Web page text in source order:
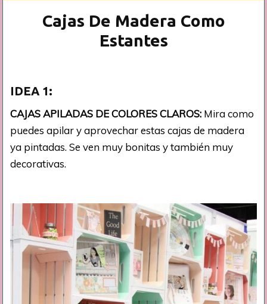
Cajas De Madera Como
Estantes
IDEA 1:
CAJAS APILADAS DE COLORES CLAROS: Mira como
puedes apilar y aprovechar estas cajas de madera
ya pintadas. Se ven muy bonitas y también muy
decorativas.